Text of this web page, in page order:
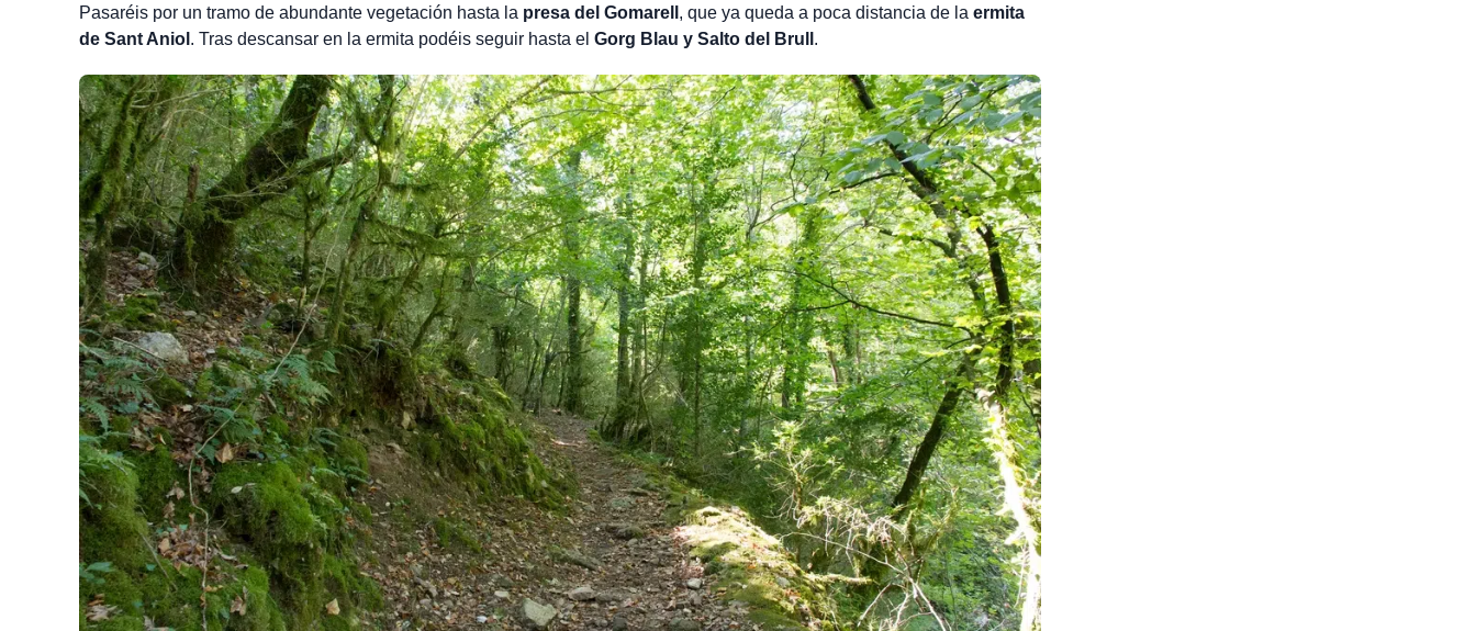
Pasaréis por un tramo de abundante vegetación hasta la presa del Gomarell , que ya queda a poca distancia de la ermita
de Sant Aniol . Tras descansar en la ermita podéis seguir hasta el Gorg Blau y Salto del Brull .